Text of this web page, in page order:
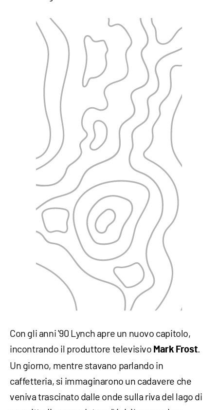
Con gli anni '90 Lynch apre un nuovo capitolo,
incontrando il produttore televisivo Mark Frost.
Un giorno, mentre stavano parlando in
caffetteria, si immaginarono un cadavere che
veniva trascinato dalle onde sulla riva del lago di